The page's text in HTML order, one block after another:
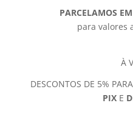
PARCELAMOS
para valores
À
DESCONTOS DE 5%
PIX E